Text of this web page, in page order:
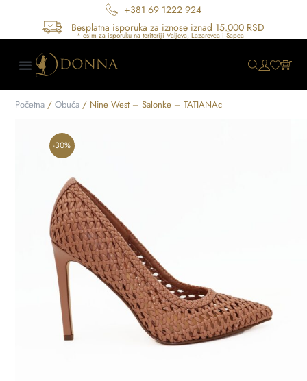
+381 69 1222 924
Besplatna isporuka za iznose iznad 15.000 RSD
Početna /Obuća / Nine West – Salonke – TATIANAc
-30%